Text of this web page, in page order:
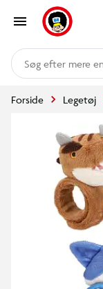
mere
Forside Legetøj